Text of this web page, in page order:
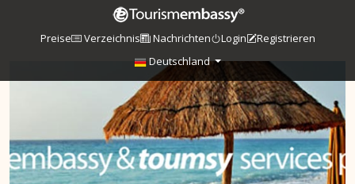
Preise Verzeichnis Nachrichten Login
Registrieren
Deutschland